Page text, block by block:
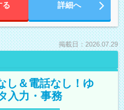
る 詳細へ
掲載日：2026.07.29
し＆電話なし！ゆ
入力・事務